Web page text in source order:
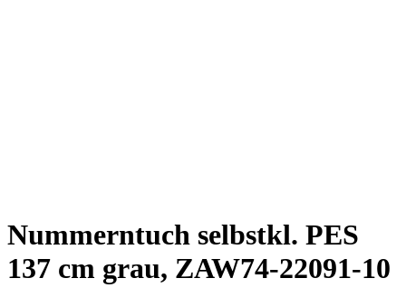
Nummerntuch selbstkl. PES
137 cm grau, ZAW74-22091-10